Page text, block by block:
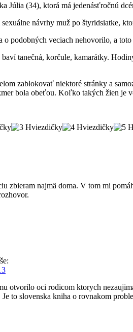
Júlia (34), ktorá má jedenásťročnú
návrhy muž po štyridsiatke,
o podobných veciach nehovorilo, a
tanečná, korčule, kamarátky.
zablokovať niektoré stránky a
bola obeťou. Koľko takých žien je
zbieram najmä doma. V tom mi
otvorilo oci rodicom ktorych
Je to slovenska kniha o rovnakom